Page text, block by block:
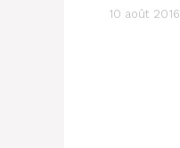
10 août 2016